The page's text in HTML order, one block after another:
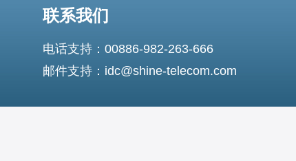
联系我们
电话支持：00886-982-263-666
邮件支持：idc@shine-telecom.com